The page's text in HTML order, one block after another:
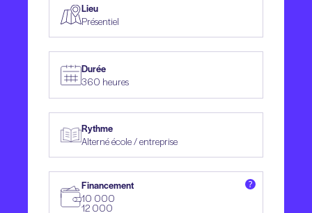
Lieu
Présentiel
Durée
360 heures
Rythme
Alterné école / entreprise
Financement
10 000
12 000